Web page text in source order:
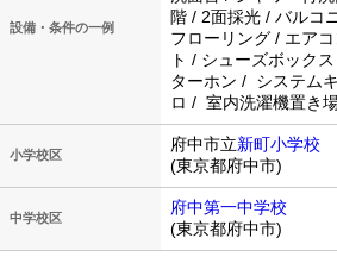
設備・条件の一例
階 / 2面採光 / バルコ
フローリング / エア
ト / シューズボック
ターホン / システム
ロ / 室内洗濯機置き
小学校区
府中市立新町小学校
(東京都府中市)
中学校区
府中第一中学校
(東京都府中市)